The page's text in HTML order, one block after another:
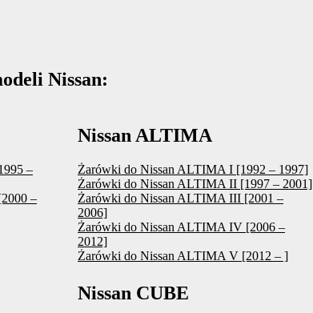
Nissan:
–
–
Nissan ALTIMA
Żarówki do Nissan ALTIMA I [1992 – 1997]
Żarówki do Nissan ALTIMA II [1997 – 2001]
Żarówki do Nissan ALTIMA III [2001 –
2006]
Żarówki do Nissan ALTIMA IV [2006 –
2012]
Żarówki do Nissan ALTIMA V [2012 – ]
Nissan CUBE